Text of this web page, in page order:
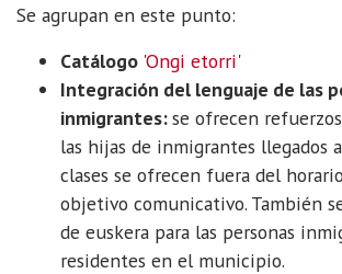
Se agrupan en este punto:
Catálogo 'Ongi etorri'
Integración del lenguaje de las
inmigrantes:se ofrecen
las hijas de inmigrantes llegados
clases se ofrecen fuera del
objetivo comunicativo. También
de euskera para las personas
residentes en el municipio.